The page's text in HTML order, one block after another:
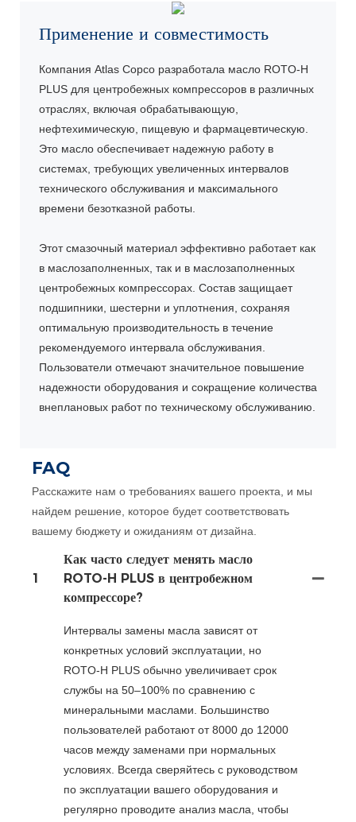
Применение и совместимость
Компания Atlas Copco разработала масло ROTO-H
PLUS для центробежных компрессоров в различных
отраслях, включая обрабатывающую,
нефтехимическую, пищевую и фармацевтическую.
Это масло обеспечивает надежную работу в
системах, требующих увеличенных интервалов
технического обслуживания и максимального
времени безотказной работы.
Этот смазочный материал эффективно работает как
в маслозаполненных, так и в маслозаполненных
центробежных компрессорах. Состав защищает
подшипники, шестерни и уплотнения, сохраняя
оптимальную производительность в течение
рекомендуемого интервала обслуживания.
Пользователи отмечают значительное повышение
надежности оборудования и сокращение количества
внеплановых работ по техническому обслуживанию.
FAQ
Расскажите нам о требованиях вашего проекта, и мы
найдем решение, которое будет соответствовать
вашему бюджету и ожиданиям от дизайна.
1
Как часто следует менять масло
ROTO-H PLUS в центробежном
компрессоре?
Интервалы замены масла зависят от
конкретных условий эксплуатации, но
ROTO-H PLUS обычно увеличивает срок
службы на 50–100% по сравнению с
минеральными маслами. Большинство
пользователей работают от 8000 до 12000
часов между заменами при нормальных
условиях. Всегда сверяйтесь с руководством
по эксплуатации вашего оборудования и
регулярно проводите анализ масла, чтобы